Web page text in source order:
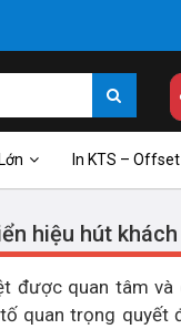
In KTS – Offset
hiệu hút khách
được quan tâm
quan trọng quyết